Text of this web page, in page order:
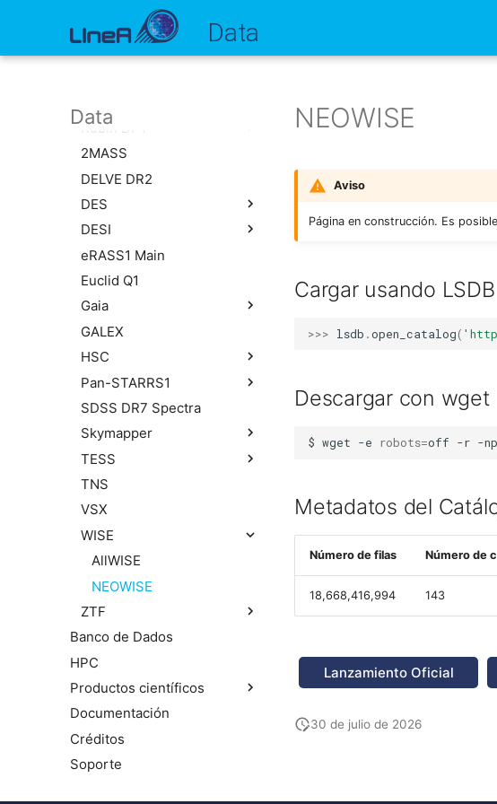
Data
Data
Rubin DP1
Rubin DP1 Object (Lite)
2MASS
DELVE DR2
DES
DES DR2
DES Y6 Gold
DESI
DESI DR1 (z-catalog)
eRASS1 Main
Euclid Q1
Gaia
Gaia DR3
GALEX
HSC
HSC PDR3 g
HSC PDR3 r
HSC PDR3 i
HSC PDR3 z
HSC PDR3 y
Pan-STARRS1
Pan-STARRS1 (objects)
Pan-STARRS1 (detection)
SDSS DR7 Spectra
Skymapper
DR4
Photometry
TESS
Lightcurve
TIC
TNS
VSX
WISE
AllWISE
NEOWISE
ZTF
ZTF DR14 Objects
ZTF DR14 Source
ZTF DR23 Objects
ZTF DR23 Lightcurves
ZTF DR24 Objects
ZTF DR24 Lightcurves
Banco de Dados
HPC
Productos científicos
DES Y6 Gold IR
LSST Photo-z Server
Redshifts Públicos
Documentación
Créditos
Soporte
NEOWISE
Aviso
Página en construcción. Es
Cargar usando LSDB
>>> lsdb .open_catalog(
Descargar con wget
$ wget -e robots=off -r -np
Metadatos del
Número de filas Número de
18,668,416,994 143
Lanzamiento Oficial
30 de julio de 2026